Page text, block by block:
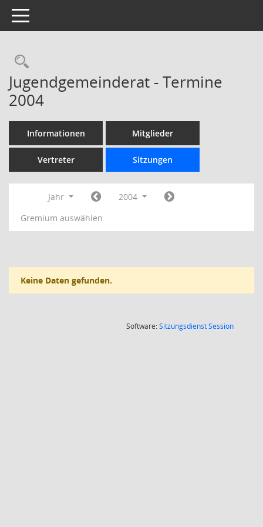
Toggle navigation
Rechercheauswahl
Jugendgemeinderat - Termine
2004
Informationen Mitglieder
Vertreter Sitzungen
Jahr
2004
Gremium auswählen
Keine Daten gefunden.
Software:SitzungsdienstSession(Wird in